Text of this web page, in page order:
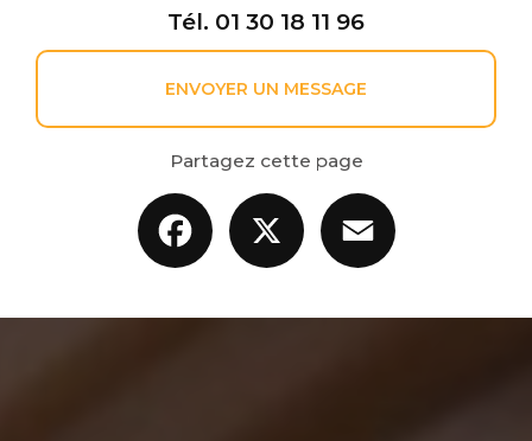
Tél. 01 30 18 11 96
ENVOYER UN MESSAGE
Partagez cette page
Facebook